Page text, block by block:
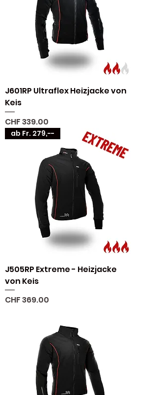
J601RP Ultraflex Heizjacke von
Keis
Preis
CHF 339.00
ab Fr. 279,--
J505RP Extreme - Heizjacke
von Keis
Preis
CHF 369.00